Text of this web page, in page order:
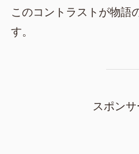
このコントラストが物語
す。
スポンサ